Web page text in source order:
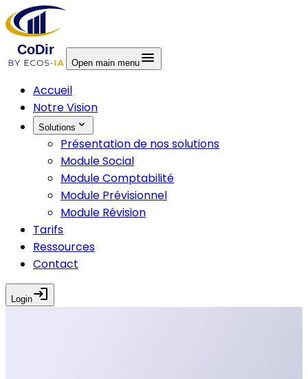
Open main menu menu
Accueil
Notre Vision
Solutions expand_more
Présentation de nos solutions
Module Social
Module Comptabilité
Module Prévisionnel
Module Révision
Tarifs
Ressources
Contact
Loginlogin